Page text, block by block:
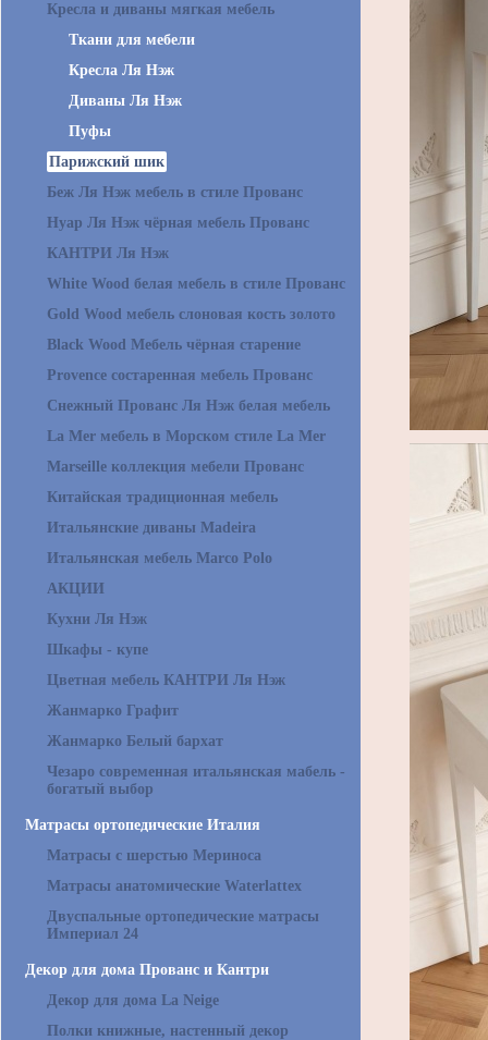
Кресла и диваны мягкая мебель
Ткани для мебели
Кресла Ля Нэж
Диваны Ля Нэж
Пуфы
Парижский шик
Беж Ля Нэж мебель в стиле Прованс
Нуар Ля Нэж чёрная мебель Прованс
КАНТРИ Ля Нэж
White Wood белая мебель в стиле Прованс
Gold Wood мебель слоновая кость золото
Black Wood Мебель чёрная старение
Provence состаренная мебель Прованс
Снежный Прованс Ля Нэж белая мебель
La Mer мебель в Морском стиле La Mer
Marseille коллекция мебели Прованс
Китайская традиционная мебель
Итальянские диваны Madeira
Итальянская мебель Marco Polo
АКЦИИ
Кухни Ля Нэж
Шкафы - купе
Цветная мебель КАНТРИ Ля Нэж
Жанмарко Графит
Жанмарко Белый бархат
Чезаро современная итальянская мабель -
богатый выбор
Матрасы ортопедические Италия
Матрасы с шерстью Мериноса
Матрасы анатомические Waterlattex
Двуспальные ортопедические матрасы
Империал 24
Декор для дома Прованс и Кантри
Декор для дома La Neige
Полки книжные, настенный декор